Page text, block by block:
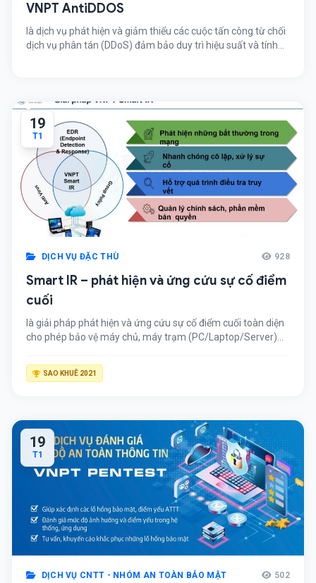
VNPT AntiDDOS
là dịch vụ phát hiện và giảm thiểu các cuộc tấn công từ chối
dịch vụ phân tán (DDoS) đảm bảo duy trì hiệu suất và tính
19
T1
DỊCH VỤ ĐẶC THÙ 928
Smart IR – phát hiện và ứng cứu sự cố điểm
cuối
là giải pháp phát hiện và ứng cứu sự cố điểm cuối toàn diện
cho phép bảo vệ máy chủ, máy trạm (PC/Laptop/Server)
SAO KHUÊ 2021
19
T1
DỊCH VỤ CNTT - NHÓM AN TOÀN BẢO MẬT 502